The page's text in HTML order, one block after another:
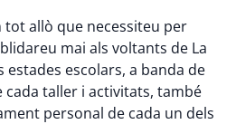
tot allò que necessiteu per
mai als voltants de La
estades escolars, a banda de
taller i activitats, també
personal de cada un dels